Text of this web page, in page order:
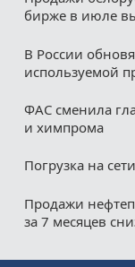
бирже в июле
В России
используемой
ФАС сменила
и химпрома
Погрузка на
Продажи
за 7 месяцев